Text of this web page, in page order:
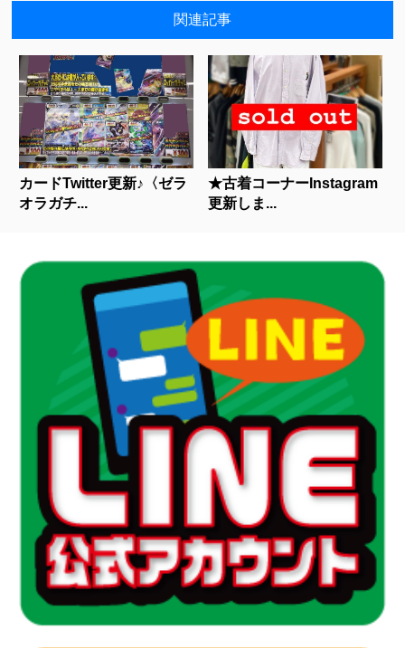
関連記事
カードTwitter更新♪〈ゼラ
オラガチ...
★古着コーナーInstagram
更新しま...